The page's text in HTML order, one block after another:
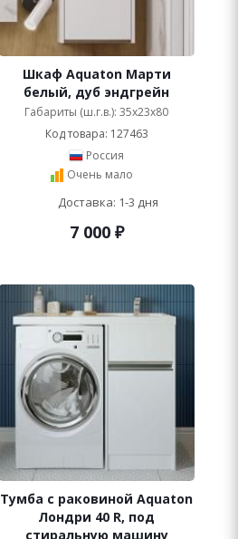
Шкаф Aquaton Марти
белый, дуб эндгрейн
Габариты (ш.г.в.): 35x23x80
Код товара: 127463
Россия
Очень мало
Доставка: 1-3 дня
7 000₽
Тумба с раковиной Aquaton
Лондри 40 R, под
стиральную машину